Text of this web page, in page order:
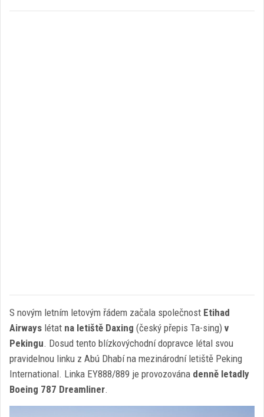
S novým letním letovým řádem začala společnost Etihad
Airways létat na letiště Daxing (český přepis Ta-sing) v
Pekingu. Dosud tento blízkovýchodní dopravce létal svou
pravidelnou linku z Abú Dhabí na mezinárodní letiště Peking
International. Linka EY888/889 je provozována denně letadly
Boeing 787 Dreamliner.